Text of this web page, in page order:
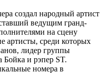
создал народный артист
ведущим гранд-
на сцену
артисты, среди которых
лидер группы
и рэпер ST.
номера в